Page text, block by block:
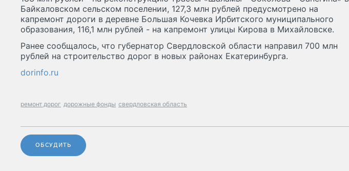
Байкаловском сельском поселении, 127,3 млн рублей предусмотрено на
капремонт дороги в деревне Большая Кочевка Ирбитского муниципального
образования, 116,1 млн рублей - на капремонт улицы Кирова в Михайловске.
Ранее сообщалось, что губернатор Свердловской области направил 700 млн
рублей на строительство дорог в новых районах Екатеринбурга.
dorinfo.ru
ремонт дорог дорожные фонды свердловская область
ОБСУДИТЬ